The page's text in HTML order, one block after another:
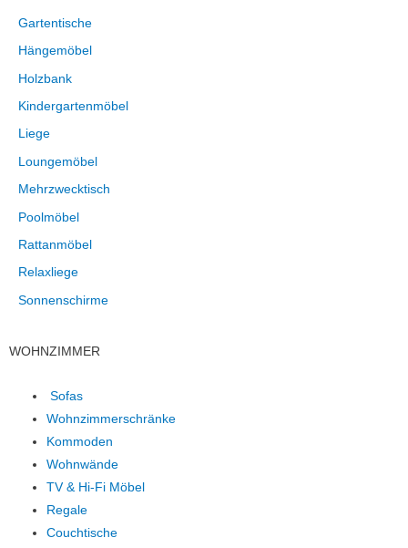
Gartentische
Hängemöbel
Holzbank
Kindergartenmöbel
Liege
Loungemöbel
Mehrzwecktisch
Poolmöbel
Rattanmöbel
Relaxliege
Sonnenschirme
WOHNZIMMER
Sofas
Wohnzimmerschränke
Kommoden
Wohnwände
TV & Hi-Fi Möbel
Regale
Couchtische